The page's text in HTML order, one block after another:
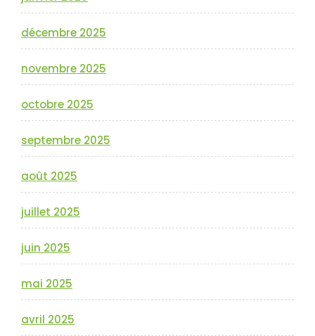
décembre 2025
novembre 2025
octobre 2025
septembre 2025
août 2025
juillet 2025
juin 2025
mai 2025
avril 2025